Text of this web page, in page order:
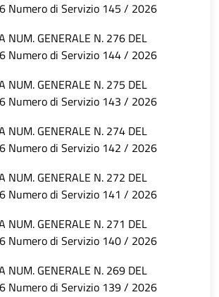
Numero di Servizio 145 / 2026
NUM. GENERALE N. 276 DEL
Numero di Servizio 144 / 2026
NUM. GENERALE N. 275 DEL
Numero di Servizio 143 / 2026
NUM. GENERALE N. 274 DEL
Numero di Servizio 142 / 2026
NUM. GENERALE N. 272 DEL
Numero di Servizio 141 / 2026
NUM. GENERALE N. 271 DEL
Numero di Servizio 140 / 2026
NUM. GENERALE N. 269 DEL
Numero di Servizio 139 / 2026